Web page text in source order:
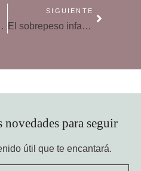
único
SIGUIENTE
El sobrepeso infantil: principales problemas
novedades para seguir
útil que te encantará.